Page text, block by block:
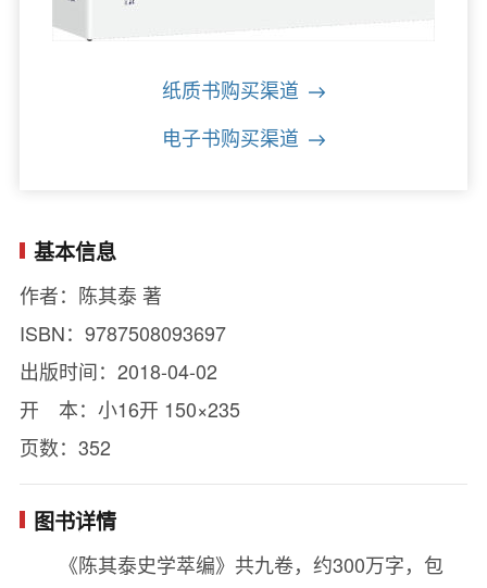
纸质书购买渠道
电子书购买渠道
基本信息
作者：陈其泰 著
ISBN：9787508093697
出版时间：2018-04-02
开 本：小16开 150×235
页数：352
图书详情
《陈其泰史学萃编》共九卷，约300万字，包